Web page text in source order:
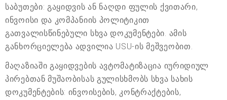
საბუთები: გაყიდვის ან ნაღდი ფულის ქვითარი,
ინვოისი და კომპანიის პოლიტიკით
გათვალისწინებული სხვა დოკუმენტები. ამის
განხორციელება ადვილია USU-ის მეშვეობით.
მაღაზიაში გაყიდვების ავტომატიზაცია იურიდიულ
პირებთან მუშაობისას გულისხმობს სხვა სახის
დოკუმენტების: ინვოისების, კონტრაქტების,